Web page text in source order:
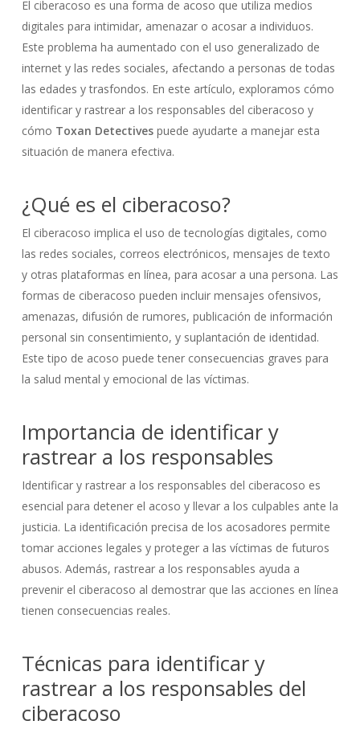
El ciberacoso es una forma de acoso que utiliza medios
digitales para intimidar, amenazar o acosar a individuos.
Este problema ha aumentado con el uso generalizado de
internet y las redes sociales, afectando a personas de todas
las edades y trasfondos. En este artículo, exploramos cómo
identificar y rastrear a los responsables del ciberacoso y
cómo Toxan Detectivespuede ayudarte a manejar esta
situación de manera efectiva.
¿Qué es el ciberacoso?
El ciberacoso implica el uso de tecnologías digitales, como
las redes sociales, correos electrónicos, mensajes de texto
y otras plataformas en línea, para acosar a una persona. Las
formas de ciberacoso pueden incluir mensajes ofensivos,
amenazas, difusión de rumores, publicación de información
personal sin consentimiento, y suplantación de identidad.
Este tipo de acoso puede tener consecuencias graves para
la salud mental y emocional de las víctimas.
Importancia de identificar y
rastrear a los responsables
Identificar y rastrear a los responsables del ciberacoso es
esencial para detener el acoso y llevar a los culpables ante la
justicia. La identificación precisa de los acosadores permite
tomar acciones legales y proteger a las víctimas de futuros
abusos. Además, rastrear a los responsables ayuda a
prevenir el ciberacoso al demostrar que las acciones en línea
tienen consecuencias reales.
Técnicas para identificar y
rastrear a los responsables del
ciberacoso